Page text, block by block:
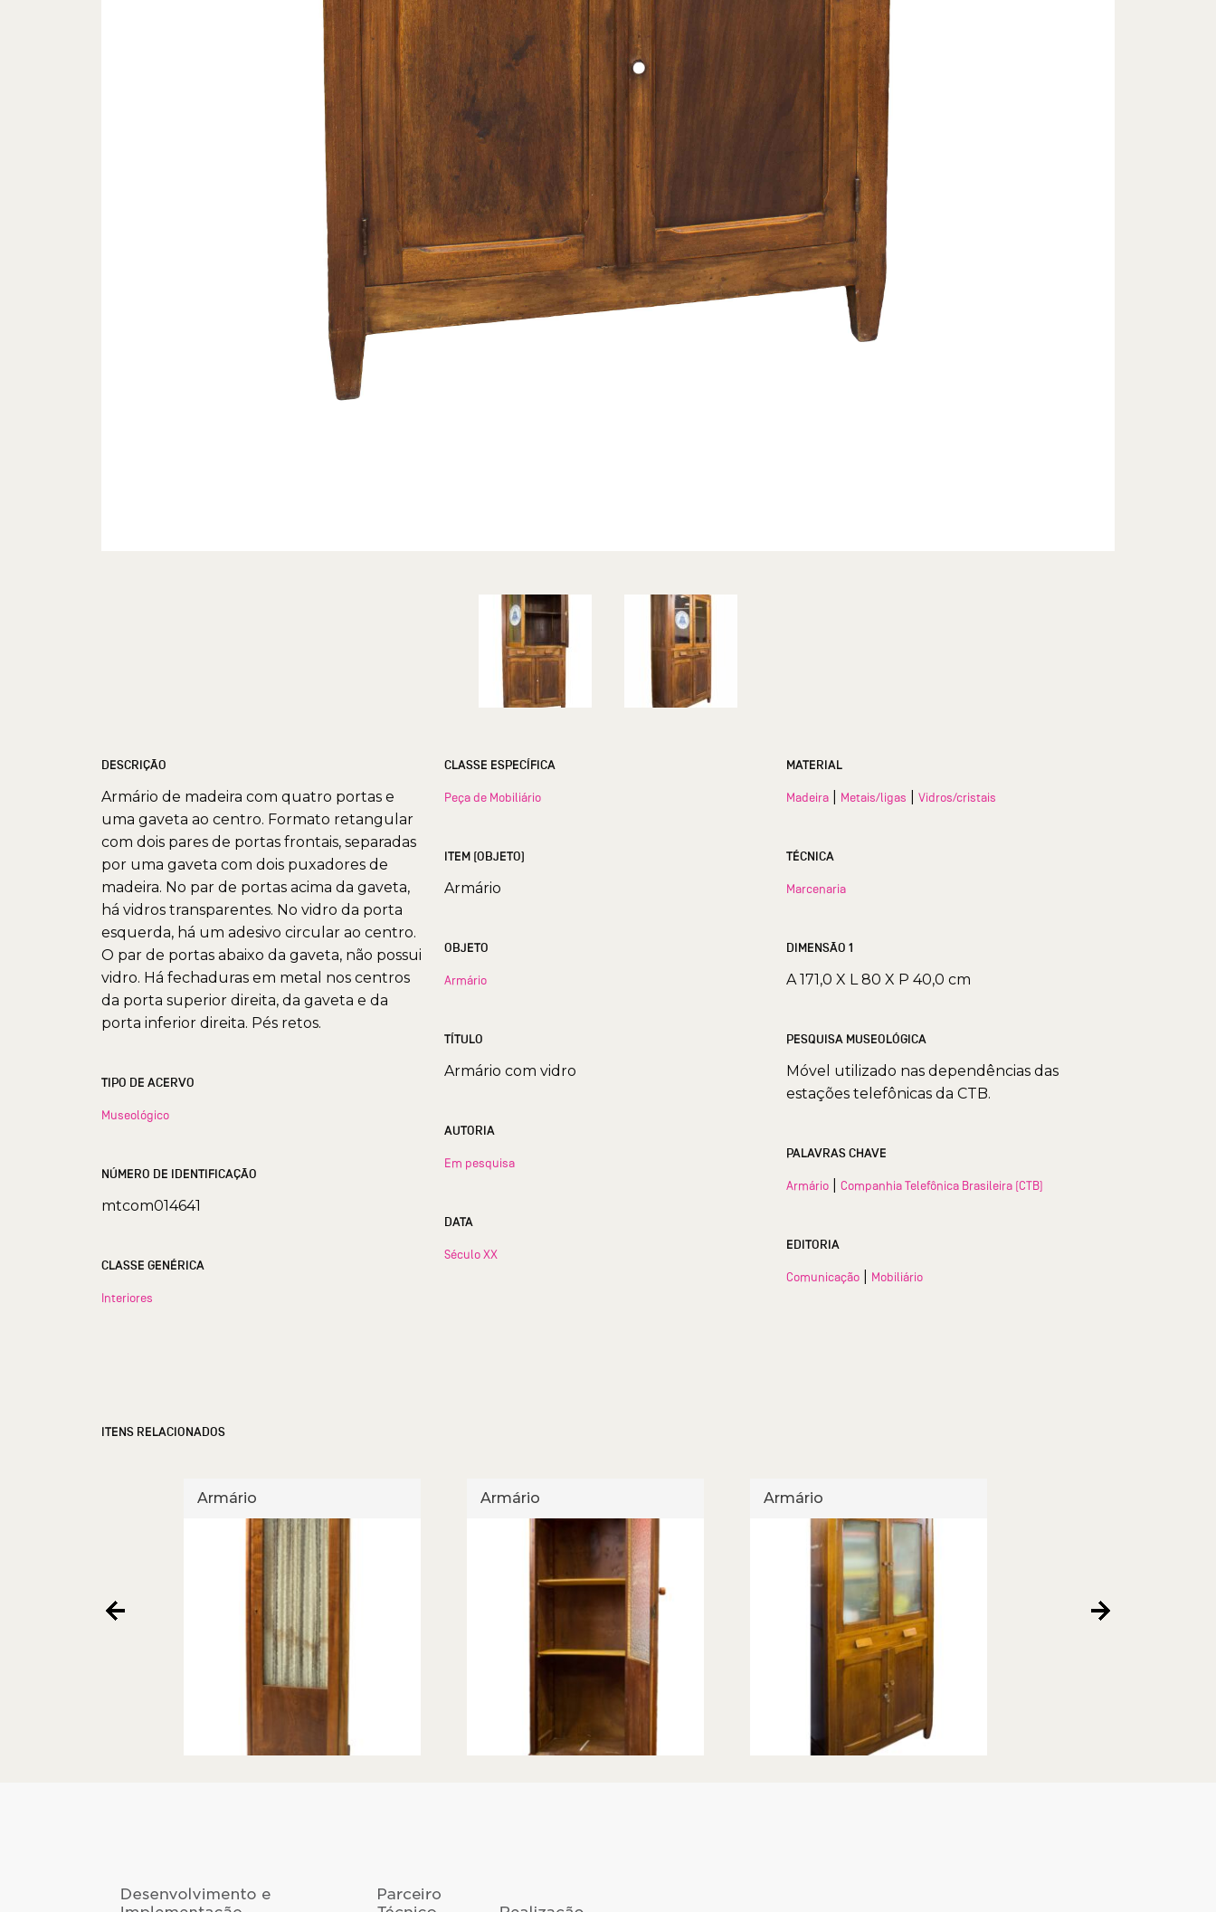
DESCRIÇÃO
Armário de madeira com quatro portas e
uma gaveta ao centro. Formato retangular
com dois pares de portas frontais, separadas
por uma gaveta com dois puxadores de
madeira. No par de portas acima da gaveta,
há vidros transparentes. No vidro da porta
esquerda, há um adesivo circular ao centro.
O par de portas abaixo da gaveta, não possui
vidro. Há fechaduras em metal nos centros
da porta superior direita, da gaveta e da
porta inferior direita. Pés retos.
TIPO DE ACERVO
Museológico
NÚMERO DE IDENTIFICAÇÃO
mtcom014641
CLASSE GENÉRICA
Interiores
CLASSE ESPECÍFICA
Peça de Mobiliário
ITEM (OBJETO)
Armário
OBJETO
Armário
TÍTULO
Armário com vidro
AUTORIA
Em pesquisa
DATA
Século XX
MATERIAL
Madeira Metais/ligas |Vidros/cristais
TÉCNICA
Marcenaria
DIMENSÃO 1
A 171,0 X L 80 X P 40,0 cm
PESQUISA MUSEOLÓGICA
Móvel utilizado nas dependências das
estações telefônicas da CTB.
PALAVRAS CHAVE
Armário |Companhia Telefônica Brasileira (CTB)
EDITORIA
Comunicação Mobiliário
ITENS RELACIONADOS
Armário Armário Armário